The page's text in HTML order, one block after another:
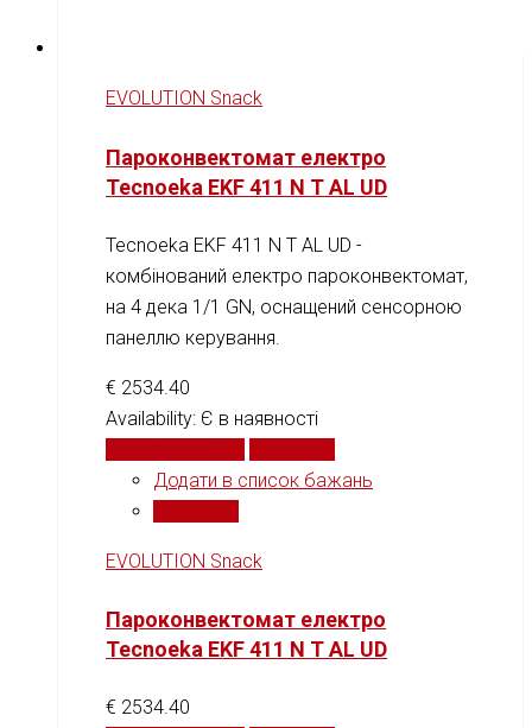
EVOLUTION Snack
Пароконвектомат електро
Tecnoeka EKF 411 N T AL UD
Tecnoeka EKF 411 N T AL UD -
комбінований електро пароконвектомат,
на 4 дека 1/1 GN, оснащений сенсорною
панеллю керування.
€ 2534.40
Availability: Є в наявності
Додати в список бажань
EVOLUTION Snack
Пароконвектомат електро
Tecnoeka EKF 411 N T AL UD
€ 2534.40